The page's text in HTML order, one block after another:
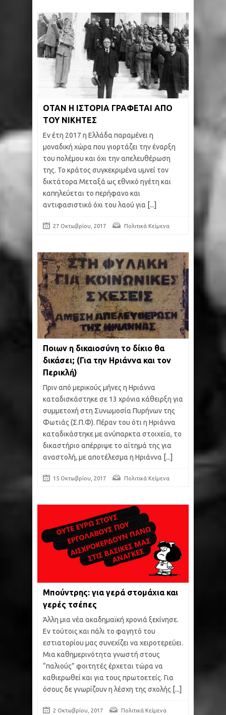
ΟΤΑΝ Η ΙΣΤΟΡΙΑ ΓΡΑΦΕΤΑΙ ΑΠΟ
ΤΟΥ ΝΙΚΗΤΕΣ
Εν έτη 2017 η Ελλάδα παραμένει η
μοναδική χώρα που γιορτάζει την έναρξη
του πολέμου και όχι την απελευθέρωση
της. Το κράτος συγκεκριμένα υμνεί τον
δικτάτορα Μεταξά ως εθνικό ηγέτη και
καπηλεύεται το περήφανο και
αντιφασιστικό όχι του λαού για [...]
27 Οκτωβρίου, 2017 Πολιτικά Κείμενα
Ποιων η δικαιοσύνη το δίκιο θα
δικάσει; (Για την Ηριάννα και τον
Περικλή)
Πριν από μερικούς μήνες η Ηριάννα
καταδισκάστηκε σε 13 χρόνια κάθειρξη για
συμμετοχή στη Συνωμοσία Πυρήνων της
Φωτιάς (Σ.Π.Φ). Πέραν του ότι η Ηριάννα
καταδικάστηκε με ανύπαρκτα στοιχεία, το
δικαστήριο απέρριψε το αίτημά της για
αναστολή, με αποτέλεσμα η Ηριάννα [...]
15 Οκτωβρίου, 2017 Πολιτικά Κείμενα
Μπούντρης: για γερά στομάχια και
γερές τσέπες
Άλλη μια νέα ακαδημαϊκή χρονιά ξεκίνησε.
Εν τούτοις και πάλι το φαγητό του
εστιατορίου μας συνεχίζει να χειροτερεύει.
Μια καθημερινότητα γνωστή στους
“παλιούς” φοιτητές έρχεται τώρα να
καθιερωθεί και για τους πρωτοετείς. Για
όσους δε γνωρίζουν η λέσχη της σχολής [...]
2 Οκτωβρίου, 2017 Πολιτικά Κείμενα